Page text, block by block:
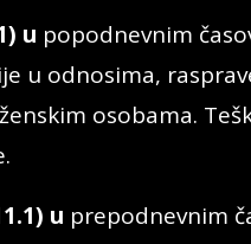
u popodnevnim
u odnosima,
osobama.
u prepodnevnim